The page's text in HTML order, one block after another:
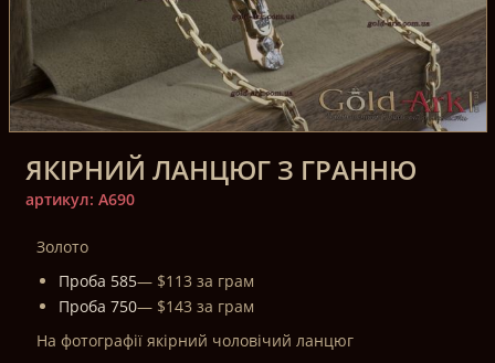
ЯКІРНИЙ ЛАНЦЮГ З ГРАННЮ
артикул: A690
Золото
Проба 585— $113 за грам
Проба 750— $143 за грам
На фотографії якірний чоловічий ланцюг